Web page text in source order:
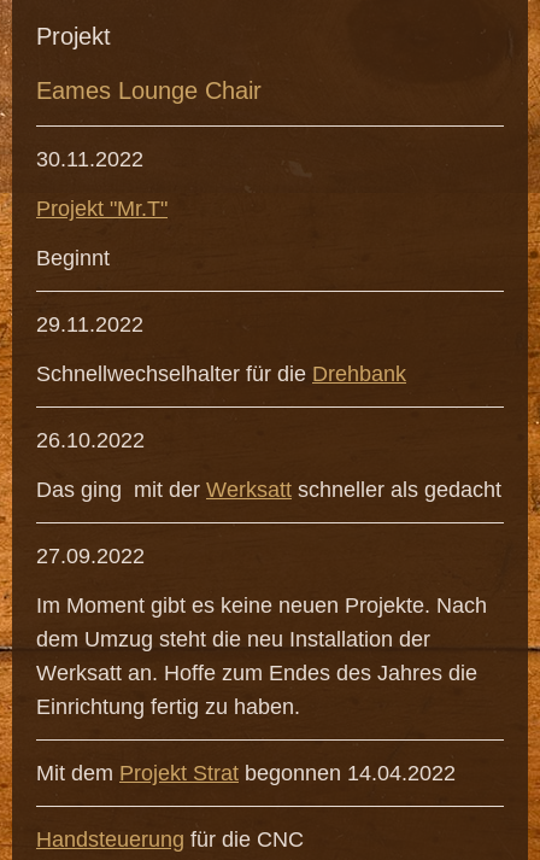
Projekt
Eames Lounge Chair
30.11.2022
Projekt "Mr.T"
Beginnt
29.11.2022
Schnellwechselhalter für die Drehbank
26.10.2022
Das ging mit der Werksatt schneller als gedacht
27.09.2022
Im Moment gibt es keine neuen Projekte. Nach
dem Umzug steht die neu Installation der
Werksatt an. Hoffe zum Endes des Jahres die
Einrichtung fertig zu haben.
Mit dem Projekt Strat begonnen 14.04.2022
Handsteuerung für die CNC